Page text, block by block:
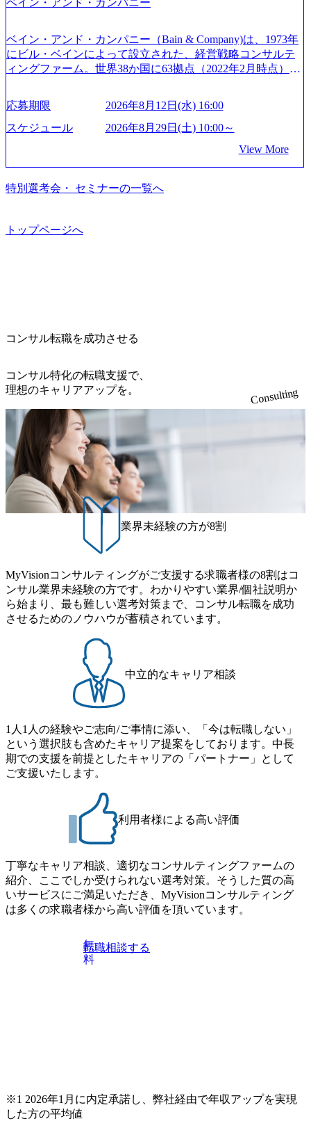
ションサーチになります。 ご経験やスキル、そして適性や
きます。 ※本求人はレバテック株式会社の雇用となりま
す。 ※案件によっては客先に出向いての作業も発生しま
す。 ＜ITコンサルタント＞ Webアプリケーション、SaaS系
模基幹システムにおける最上流のPoC(概念実証)支援から構
想策定、開発マネジメント支援までを一気通貫で担当して
います。 生成AIなどの最新技術とシステムを活用し、顧客
の業務革新と効率化の実現に貢献します。 ＜PL/PM＞ 顧客
の要望を深くヒアリングし、企画構想からアジャイル開発
による開発支援までを一気通貫で推進していただきます。
プロジェクト提案・推進の中核として、企画・要件定義か
流での現状分析、顧客ヒアリング、戦略策定、技術選定、
ルティング領域)から参画いただきます。 課題選定から顧客
だきます。 アジャイル開発を通じて顧客の要望や提案を柔
軟に取り入れながら改善サイクルを回すため、ご自身の提
案がサービスに直接反映されやすく、高い貢献度を実感で
きます。 ● 勤務地 東京都渋谷区渋谷3丁目6-7 渋谷金王タワ
ー 事業所内禁煙(入居する施設に喫煙専用室あり) ・就業規
則により就業時間内の喫煙を全面的に禁止 ・禁煙サポート
制度あり オンライン ● 必須要件 以下いずれかのご経験をお
持ちの方 ・システム・ソフトウェア開発経験3年以上 ・要
件定義～基本設計など上流経験2年以上 ・PMO経験2年以上
● 歓迎要件 ・要件定義から詳細設計までのいずれかの上流
工程の経験 ・サブリーダー以上のマネジメント経験 ・お客
様との折衝経験、交渉経験 ・組織課題に対して主体的に業
務改善に取り組まれたご経験 ・アジャイル/スクラムへの興
で主体的に動ける方 ・年齢にこだわらず、アドバイスを素
直に受け取れる方 ・推進力のある方
する「保安ネット」を構築。省庁DXの先進事例を実現 (http
ry-safety-network)（公共サービス） カルビー：SAP HANAの
導入で基幹システムを刷新 (https://www.accenture.com/jp-ja/ca
se-studies/consumer-goods-services/calbee)（消費財・サービ
る 日本では2.3万人以上の従業員を擁しており(会計系BIG4
を上回る規模感)、営業利益率も約15％と驚異的な数字とな
を遂げていることから、今後も高い成長が見込まれる 多く
の技術者を抱えており、アビームコンサルティングに続い
て日本国内2番目にSAP認定コンサルタント制度の有資格者
数が多く、特にIT領域に強みを持つ グローバルのポジショ
ーケットプレイス」が存在し、本ツールを活用で上司の引
職率も21.8%（2023年12月時点）とフレキシブルな働き方を
③12時開始 2026年8月10日(月) 16:00 各回50分程度を想定 オ
ンライン 書類選考通過者
定コンサルタント資格を取得している また、日本国内企業
資格も保有、さまざまな業界・業種でのプロジェクト実績
と蓄積されたノウハウを基に独自の方法論やテンプレート
を開発し、それらを活用してお客様に最適なSAPコンサル
ティングサービスを提供する https://storage.googleapis.com/our
96dc8f2-7d54-42b9-a7ae-8c532c52d3d8_1200x678.webp アビー
ムコンサルティング会社資料 (https://www.abeam.com/content/
dam/abeam/jp/ja/about/company/ABeamConsultingCompanyProfil
e_jpn_4.pdf) 『SAP AWARD OF EXCELLENCE 2024』にお
ルティング、社員の健康改善を支援 食事・睡眠など可視
w.businessinsider.jp/post-283587) アサヒグループホールディン
ンサルティング会社となり、今後も成長性が大きくみられ
社時に10日間の間みっちりとコンサルの基礎を支援)を魅力
に感じ、他Big4ではなくアビームを選ぶ方も多数 アビーム
といえばSAPをはじめとしたシステム、とイメージされる
こともあるが実態としては経営戦略策定や新規事業立案な
どのトップラインを上げるための戦略案件も多く存在 特に
スポーツ&エンターテイメント領域ではBig4に先んじて注力
し、業界内で大きな存在感を誇る 社員の多様化する生活ス
タイルやライフイベントに対応した働きやすい職場環境を
実現するため、さまざまなサポート制度を導入している 多
文化理解や女性の活躍推進などの取り組み、また、フレッ
クス制度やフリーロケーション制度、フルリモート制度な
どの多様な働き方をサポートする制度が整備されている 202
6年8月23日(日) 9:00～18:00終了 2026年8月12日(水) 16:00 202
6年8月23日(日)にSustainable SCM SU 1day選考会を開催いた
します。 当SUは「GlobalでのSCM構築」や「物流・調達コ
ストの構造改革」といった伝統的なテーマに留まらずクラ
イアントがこれから取組むべき「グリーントランスフォー
った社会課題やテーマに対して、グローバル知見と最新の
事例などを基に企業の構造改革と社会価値の創造の取り組
みを行うプロフェッショナルチームです。 今回1day選考対
象となるポジションは下記となります。 ・コンサルタント
(調達改革・設備O&M)【SCS SU】 ・コンサルタント(ECM/
流改革/需給プロセス改革)【SSC SU】 ・SCM/ECMデータ・
プロセス分析・AI活用_Sustainable SCM Strategy Unit(Strategy
Consultant職)≪東京・大阪≫ ・コンサルタント(SCS SUオー
プンポジション)【SCS SU】 ※当日は全体での会社説明な
どはなく、個別選考のみの実施を予定しています ※1名あた
りの拘束時間は1時間～最大2時間半程度を想定しています
※1次面接と最終面接の間をなるべく空けないよう調整して
おりますが、調整が叶わないケースもございます オンライ
ン 書類選考通過者
ベイン・アンド・カンパニー
ベイン・アンド・カンパニー（Bain & Company)は、1973年
にビル・ベインによって設立された、経営戦略コンサルテ
ィングファーム。世界38か国に63拠点（2022年2月時点）、
アントにお届けするのは単なるレポートではなく、『結
果』である。」この原則のもと、ベインは1973年に創業さ
れた。クライアントが不確かな未来の中、競争に勝てるよ
に、提言を具体的な行動に落とし込んでいる。 徹底した
「結果主義」を標榜。クライアントのフルポテンシャル実
現を目標に、具体的に目に見える成果を出すことを信条と
（真北）という言葉がよくつかわれる。針が少し東に傾い
外オフィスへのトランスファー制度などが充実している。
東京オフィスに来るグローバルメンバーも多く、グローバ
れており、これまで多くのNPO・NGOなどの非営利団体に
無償でコンサルティングを提供している。 2026年8月29日
(土) の対面Kick-offイベントを皮切りに1か月程度のプログラ
ム ※初回プログラム : 8月29日(土)10:00～13:30 2026年8月12
日(水) 16:00 Bain & Company Tokyoでは、「Tokyo Be Bold Pr
ogram (女性候補者向け選考支援プログラム)」を実施いたし
ます。クライアントに斬新なソリューションを提供し、複
雑な経営課題を解決するために、チームのダイバーシティ
は欠かせません。是非、ユニークな視点と高い志を持つ女
性の皆様に多数ご参画頂きたいと考え、プログラムを開催
性はどのように活躍をしているのか」、「ケース面接の経
験がなく対策の仕方が知りたい」などのお声をたくさんい
食事などのカジュアルな交流、実際のプロジェクトのケー
ススタディ、1対1の模擬面接等、複数のセッションを約1か
月の期間に渡り行い、選考にご参加いただきます。コンサ
ルタント未経験の方でも、戦略コンサルタントの具体的な
仕事内容からお話をさせていただきますので、戦略コンサ
ルティングにご興味をお持ちの方は、この機会にぜひご応
にはWebテストを8月20日までに受験いただきます ・8月21
日までにプログラム参加者をご案内します ・初回プログラ
ム : 8月29日(土)10:00～13:30 @ベイン東京オフィス(六本木)
・プログラム期間中はコンサルタントとの食事会、プロジ
ェクトのご紹介、ケースワークショップなどを実施します
・10月17日(土)開催の選考会にて採用面接を実施する予定で
す ※ご都合が合わない方は別途調整いたします 初回プロ
ラインまたはオフラインの実施 ※東京オフィスのみのご応
募となります。他オフィス希望を含めたご応募はお受けい
たしかねますのでご了承ください ● フルタイムでの職務経
歴を2年以上お持ちの方で、東京オフィスのコンサルタント
ポジションに応募意思がある方 ● 英語・日本語ともにビジ
ネスレベルの方 ※日本語が母国語でない方は日本語能力
試験N1またはそれ相当の上級レベルの日本語力(会話・読解
力)
応募期限
2026年8月12日(水) 16:00
スケジュール
2026年8月29日(土) 10:00～
View More
特別選考会・ セミナーの一覧へ
トップページへ
コンサル転職を成功させる
コンサル特化の転職支援で、
理想のキャリアアップを。
Consulting
業界未経験の方が8割
MyVisionコンサルティングがご支援する求職者様の8割はコ
ンサル業界未経験の方です。わかりやすい業界/個社説明か
ら始まり、最も難しい選考対策まで、コンサル転職を成功
させるためのノウハウが蓄積されています。
中立的なキャリア相談
1人1人の経験やご志向/ご事情に添い、「今は転職しない」
という選択肢も含めたキャリア提案をしております。中長
期での支援を前提としたキャリアの「パートナー」として
ご支援いたします。
利用者様による高い評価
丁寧なキャリア相談、適切なコンサルティングファームの
紹介、ここでしか受けられない選考対策。そうした質の高
いサービスにご満足いただき、MyVisionコンサルティング
は多くの求職者様から高い評価を頂いています。
無
料
転職相談する
※1 2026年1月に内定承諾し、弊社経由で年収アップを実現
した方の平均値